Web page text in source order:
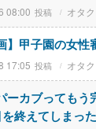
08:00 オタク
】甲子園の女
17:05 オタク
ーカブってもう
終えてしまっ